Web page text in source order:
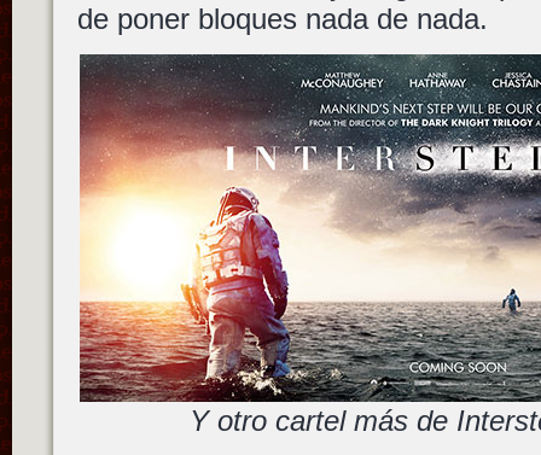
de poner bloques nada de nada.
Y otro cartel más de